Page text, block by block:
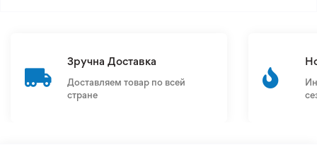
Зручна Доставка
Доставляем товар по всей
стране